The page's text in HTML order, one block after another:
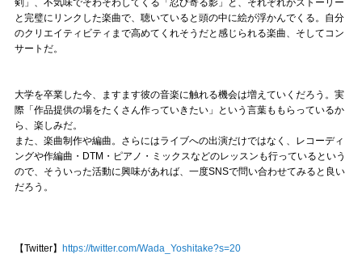
と完璧にリンクした楽曲で、聴いていると頭の中に絵が浮かんでくる。自分
のクリエイティビティまで高めてくれそうだと感じられる楽曲、そしてコン
サートだ。
大学を卒業した今、ますます彼の音楽に触れる機会は増えていくだろう。実
際「作品提供の場をたくさん作っていきたい」という言葉ももらっているか
ら、楽しみだ。
また、楽曲制作や編曲。さらにはライブへの出演だけではなく、レコーディ
ングや作編曲・DTM・ピアノ・ミックスなどのレッスンも行っているという
ので、そういった活動に興味があれば、一度SNSで問い合わせてみると良い
だろう。
【Twitter】 https://twitter.com/Wada_Yoshitake?s=20